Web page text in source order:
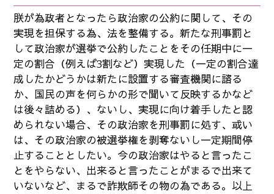
朕が為政者となったら政治家の公約に関して、その
実現を担保する為、法を整備する。新たな刑事罰と
して政治家が選挙で公約したことをその任期中に一
定の割合（例えば3割など）実現した（一定の割合達
成したかどうかは新たに設置する審査機関に諮る
か、国民の声を何らかの形で聞いて反映するかなど
は後々詰める）、ないし、実現に向け着手したと認
められない場合、その政治家を刑事罰に処す、或い
は、その政治家の被選挙権を剥奪ないし一定期間停
止することとしたい。今の政治家はやると言ったこ
とをやらない、出来ると言ったことがまるで出来て
いないなど、まるで詐欺師その物の為である。以上